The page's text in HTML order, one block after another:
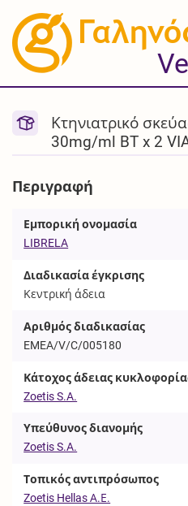
Κτηνιατρικό
30mg/ml BT x 2
Περιγραφή
Εμπορική ονομασία
LIBRELA
Διαδικασία έγκρισης
Κεντρική άδεια
Αριθμός διαδικασίας
EMEA/V/C/005180
Κάτοχος άδειας
Zoetis S.A.
Υπεύθυνος διανομής
Zoetis S.A.
Τοπικός αντιπρόσωπος
Zoetis Hellas Α.Ε.